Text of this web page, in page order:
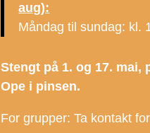
aug):
Måndag til sundag: kl.
Stengt på 1. og 17. mai,
Ope i pinsen.
For grupper: Ta kontakt